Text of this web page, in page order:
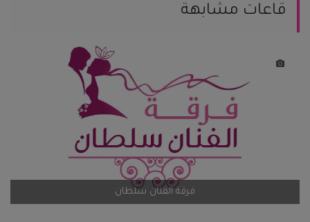
يمكنك إضافة تقيمك
اضف تقيم
قاعات مشابهة
فرقة الفنان سلطان